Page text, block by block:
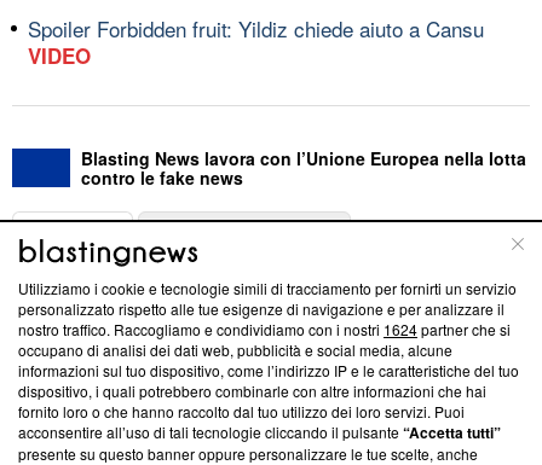
Spoiler Forbidden fruit: Yildiz chiede aiuto a Cansu
VIDEO
Blasting News lavora con l’Unione Europea nella lotta
contro le fake news
ABOUT
Questa sezione offre informazioni trasparenti su Blasting
News, sui nostri processi editoriali e su come ci impegniamo a
creare news di qualità. Inoltre, afferma la nostra aderenza a
‘Trust Project - News with Integrity’Blasting News non è
ancora membro del programma, ma ha richiesto di farne
parte; Trust Project non ha ancora effettuato una verifica di
conformità agli standard.
Utilizziamo i cookie e tecnologie simili di tracciamento per fornirti un servizio
personalizzato rispetto alle tue esigenze di navigazione e per analizzare il
nostro traffico. Raccogliamo e condividiamo con i nostri 1624partner che si
occupano di analisi dei dati web, pubblicità e social media, alcune
informazioni sul tuo dispositivo, come l’indirizzo IP e le caratteristiche del tuo
dispositivo, i quali potrebbero combinarle con altre informazioni che hai
fornito loro o che hanno raccolto dal tuo utilizzo dei loro servizi. Puoi
acconsentire all’uso di tali tecnologie cliccando il pulsante“Accetta tutti”
presente su questo banner oppure personalizzare le tue scelte, anche